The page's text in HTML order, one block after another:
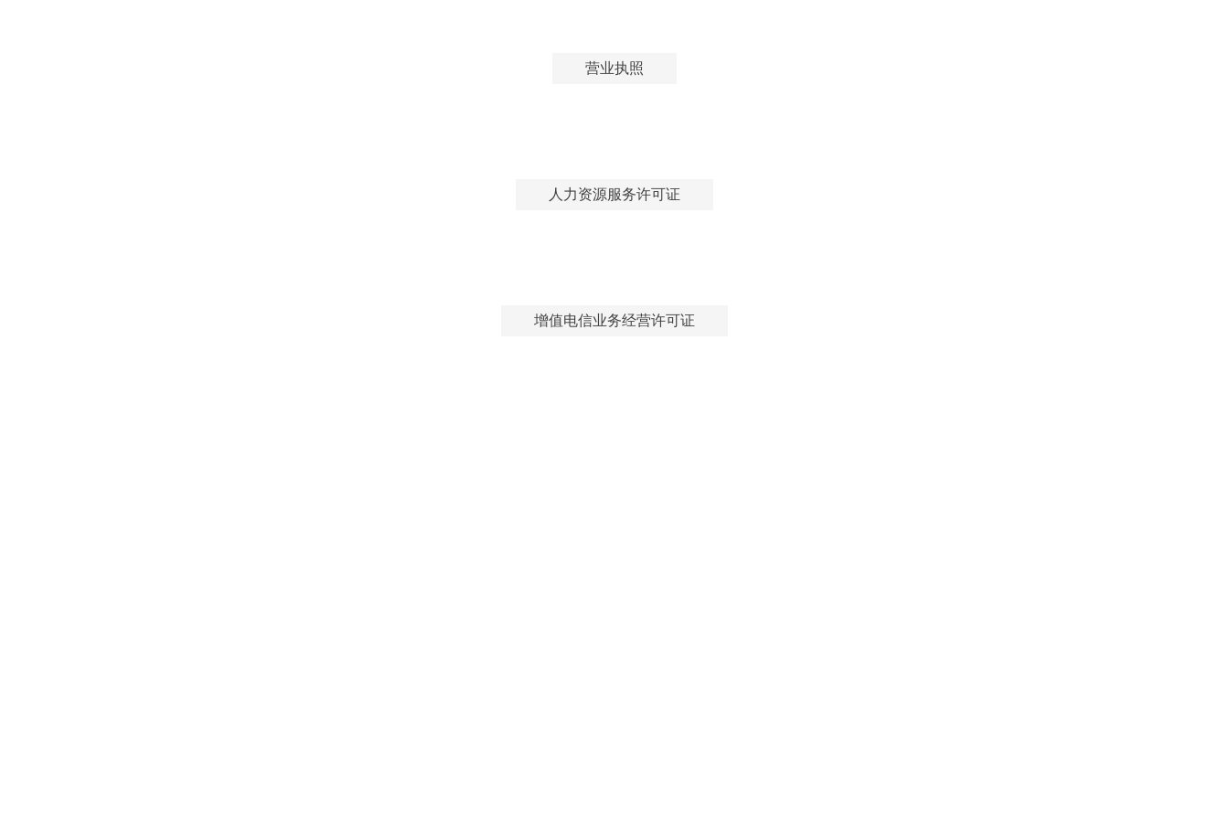
营业执照
人力资源服务许可证
增值电信业务经营许可证